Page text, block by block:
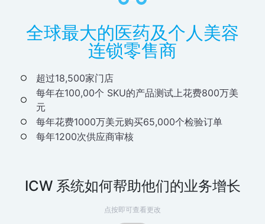
全球最大的医药及个人美容
连锁零售商
超过18,500家门店
每年在100,00个 SKU的产品测试上花费800万美
元
每年花费1000万美元购买65,000个检验订单
每年1200次供应商审核
ICW 系统如何帮助他们的业务增长
点按即可查看更改